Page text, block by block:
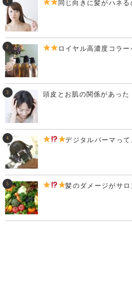
同じ向きに髪がハネる
ロイヤル高濃度コラ
頭皮とお肌の関係があった
デジタルパーマって
髪のダメージがサ